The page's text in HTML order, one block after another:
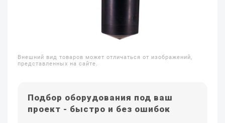
Внешний вид товаров может отличаться от изображений,
представленных на сайте.
Подбор оборудования под ваш
проект - быстро и без ошибок